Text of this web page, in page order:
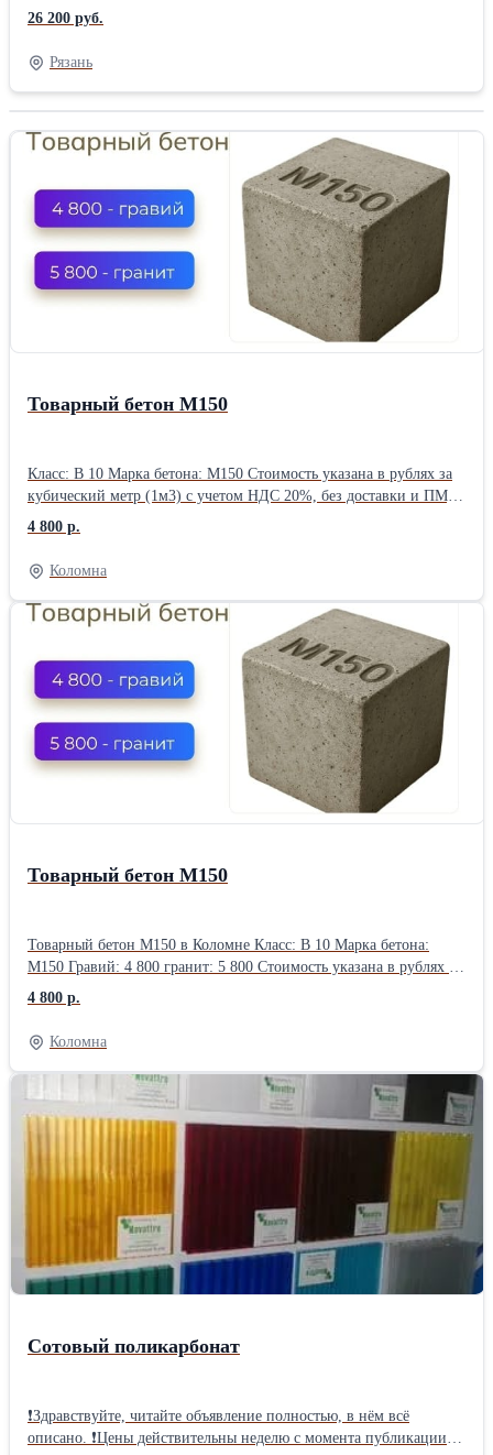
26 200 руб.
Рязань
Товарный бетон М150
Класс: В 10 Марка бетона: М150 Стоимость указана в рублях за
кубический метр (1м3) с учетом НДС 20%, без доставки и ПМД
Воспользуйтесь выгодным предложением: скидка 7% будет
зафиксирована за вашим номером телефона до конца недели.
Доставка бетона и раствора — круглосуточно, без выходных.
Оформите заявку прямо сейчас, чтобы зафиксировать цену.
4 800 р.
Коломна
Товарный бетон М150
Товарный бетон М150 в Коломне Класс: В 10 Марка бетона:
М150 Гравий: 4 800 гранит: 5 800 Стоимость указана в рублях за
кубический метр (1м3) с учетом НДС 20%, без доставки и ПМД
4 800 р.
Коломна
Сотовый поликарбонат
❗Здравствуйте, читайте объявление полностью, в нём всё
описано. ❗Цены действительны неделю с момента публикации от